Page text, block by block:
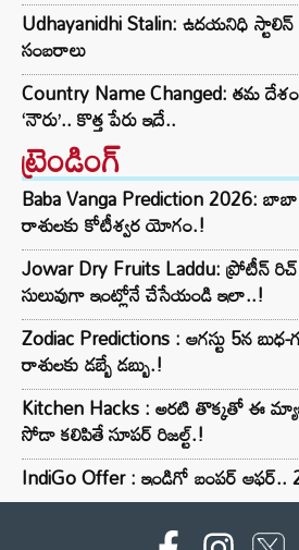
Udhayanidhi Stalin: ఉదయనిధి స్టాలిన్
సంబరాలు
Country Name Changed: తమ
‘నౌరు’.. కొత్త పేరు ఇదే..
ట్రెండింగ్‌
Baba Vanga Prediction 2026:
రాశులకు కోటీశ్వర యోగం.!
Jowar Dry Fruits Laddu: ప్రోటీన్ రిచ్
సులువుగా ఇంట్లోనే చేసేయండి ఇలా..!
Zodiac Predictions : ఆగస్టు 5న
రాశులకు డబ్బే డబ్బు.!
Kitchen Hacks : అరటి తొక్కతో ఈ
సోడా కలిపితే సూపర్ రిజల్ట్.!
IndiGo Offer : ఇండిగో బంపర్ ఆఫర్..